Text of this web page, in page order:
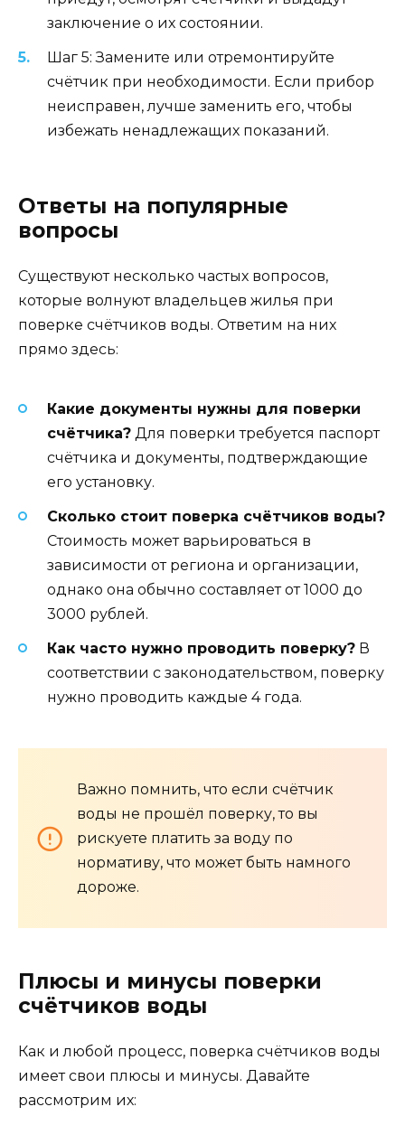
заключение о их состоянии.
Шаг 5: Замените или отремонтируйте
счётчик при необходимости. Если прибор
неисправен, лучше заменить его, чтобы
избежать ненадлежащих показаний.
Ответы на популярные
вопросы
Существуют несколько частых вопросов,
которые волнуют владельцев жилья при
поверке счётчиков воды. Ответим на них
прямо здесь:
Какие документы нужны для поверки
счётчика? Для поверки требуется паспорт
счётчика и документы, подтверждающие
его установку.
Сколько стоит поверка счётчиков воды?
Стоимость может варьироваться в
зависимости от региона и организации,
однако она обычно составляет от 1000 до
3000 рублей.
Как часто нужно проводить поверку? В
соответствии с законодательством, поверку
нужно проводить каждые 4 года.
Важно помнить, что если счётчик
воды не прошёл поверку, то вы
рискуете платить за воду по
нормативу, что может быть намного
дороже.
Плюсы и минусы поверки
счётчиков воды
Как и любой процесс, поверка счётчиков воды
имеет свои плюсы и минусы. Давайте
рассмотрим их: